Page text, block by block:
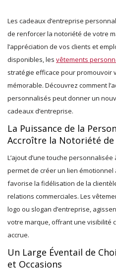
Les cadeaux d’entreprise
de renforcer la notoriété de votre
l’appréciation de vos clients et
disponibles, les vêtements
stratégie efficace pour promouvoir
mémorable. Découvrez comment
personnalisés peut donner un
cadeaux d’entreprise.
La Puissance de la
Accroître la Notoriété de
L’ajout d’une touche
permet de créer un lien
favorise la fidélisation de la
relations commerciales. Les
logo ou slogan d’entreprise,
votre marque, offrant une visibilité
accrue.
Un Large Éventail de
et Occasions